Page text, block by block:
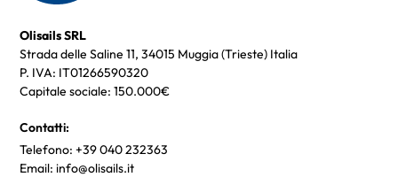
Olisails SRL
Strada delle Saline 11, 34015 Muggia (Trieste) Italia
P. IVA: IT01266590320
Capitale sociale: 150.000€
Contatti:
Telefono: +39 040 232363
Email: info@olisails.it